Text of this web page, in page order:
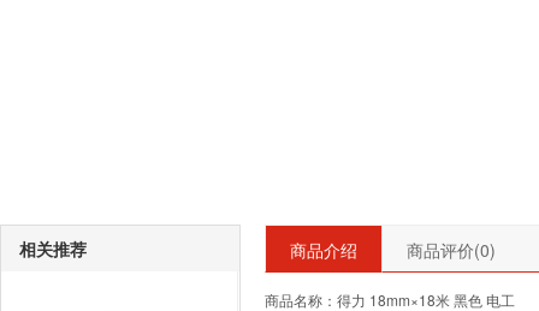
相关推荐 商品介绍 商品评价(0)
商品名称：得力 18mm×18米 黑色 电工